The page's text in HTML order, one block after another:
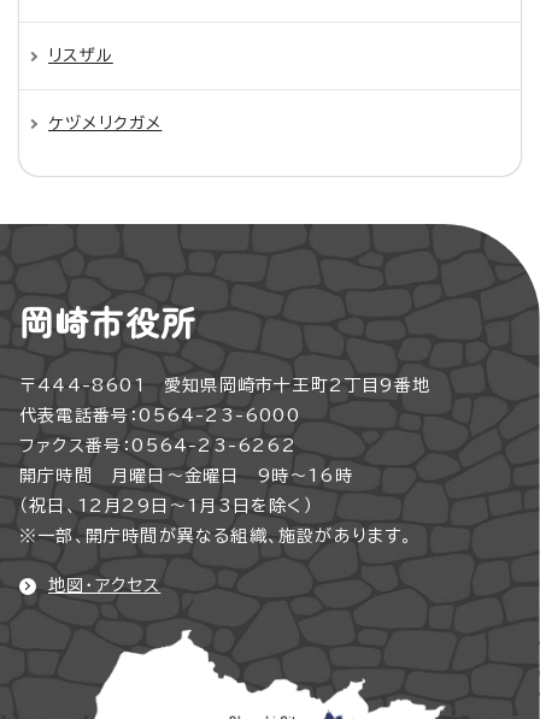
リスザル
ケヅメリクガメ
岡崎市役所
〒444-8601 愛知県岡崎市十王町2丁目9番地
代表電話番号：0564-23-6000
ファクス番号：0564-23-6262
開庁時間 月曜日～金曜日 9時～16時
（祝日、12月29日～1月3日を除く）
※一部、開庁時間が異なる組織、施設があります。
地図・アクセス